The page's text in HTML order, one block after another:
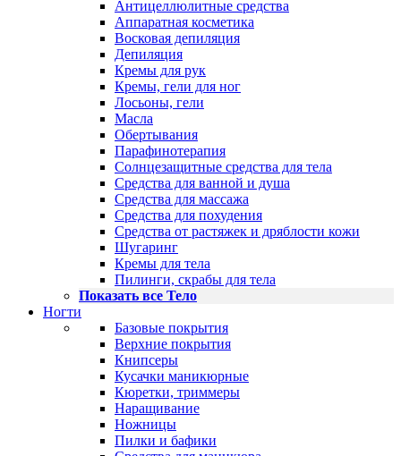
Антицеллюлитные средства
Аппаратная косметика
Восковая депиляция
Депиляция
Кремы для рук
Кремы, гели для ног
Лосьоны, гели
Масла
Обертывания
Парафинотерапия
Солнцезащитные средства для тела
Средства для ванной и душа
Средства для массажа
Средства для похудения
Средства от растяжек и дряблости кожи
Шугаринг
Кремы для тела
Пилинги, скрабы для тела
Показать все Тело
Ногти
Базовые покрытия
Верхние покрытия
Книпсеры
Кусачки маникюрные
Кюретки, триммеры
Наращивание
Ножницы
Пилки и бафики